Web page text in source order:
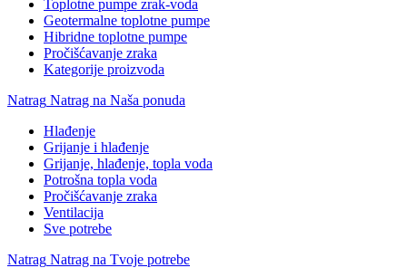
Toplotne pumpe zrak-voda
Geotermalne toplotne pumpe
Hibridne toplotne pumpe
Pročišćavanje zraka
Kategorije proizvoda
Natrag Natrag na Naša ponuda
Hlađenje
Grijanje i hlađenje
Grijanje, hlađenje, topla voda
Potrošna topla voda
Pročišćavanje zraka
Ventilacija
Sve potrebe
Natrag Natrag na Tvoje potrebe